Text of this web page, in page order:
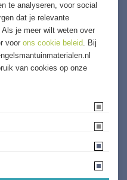
te analyseren, voor social
dat je relevante
je meer wilt weten over
voor ons cookie beleid. Bij
van cookies op onze